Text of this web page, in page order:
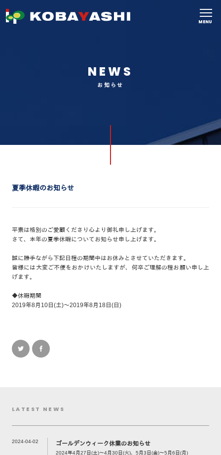
MENU
NEWS
お知らせ
夏季休暇のお知らせ
平素は格別のご愛顧くださり心より御礼申し上げます。
さて、本年の夏季休暇についてお知らせ申し上げます。
誠に勝手ながら下記日程の期間中はお休みとさせていただきます。
皆様には大変ご不便をおかけいたしますが、何卒ご理解の程お願い申し上
げます。
◆休暇期間
2019年8月10日(土)～2019年8月18日(日)
LATEST NEWS
2024-04-02 ゴールデンウィーク休業のお知らせ
2024年4月27日(土)～4月30日(火)、5月3日(金)～5月6日(月)